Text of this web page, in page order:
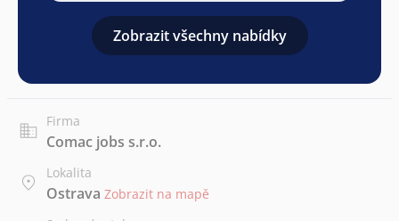
Zobrazit všechny nabídky
Firma
Comac jobs s.r.o.
Lokalita
Ostrava Zobrazit na mapě